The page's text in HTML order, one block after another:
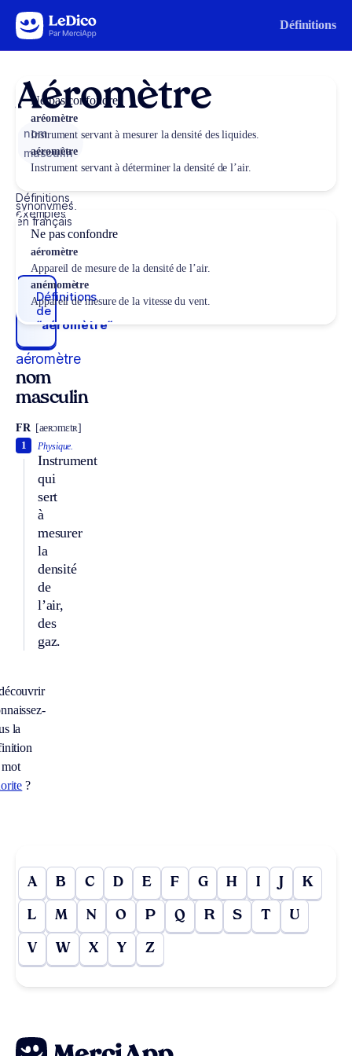
Aller au contenu Définitions
Aéromètre
nom
masculin
Définitions,
synonymes,
exemples
en français
Définitions
de
“aéromètre“
aéromètre
nom
masculin
FR [aeʀɔmɛtʀ]
Physique.
Instrument
qui
sert
à
mesurer
la
densité
de
l’air,
des
gaz.
1
la
?
Ne pas confondre
aréomètre
Instrument servant à mesurer la densité des liquides.
aéromètre
Instrument servant à déterminer la densité de l’air.
Ne pas confondre
aéromètre
Appareil de mesure de la densité de l’air.
anémomètre
Appareil de mesure de la vitesse du vent.
A B C D E F G H I J K
L M N O P Q R S T U
V W X Y Z